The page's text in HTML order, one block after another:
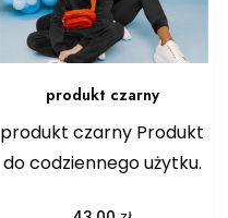
produkt czarny
produkt czarny Produkt
do codziennego użytku.